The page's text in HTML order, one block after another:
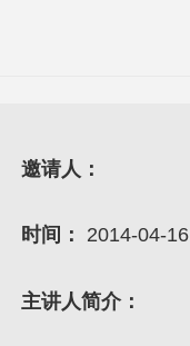
邀请人：
时间： 2014-04-16
主讲人简介：